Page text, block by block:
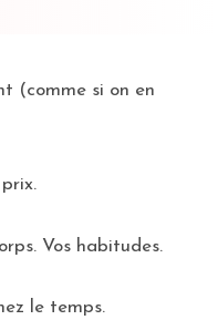
(comme si on en
Vos habitudes.
le temps.